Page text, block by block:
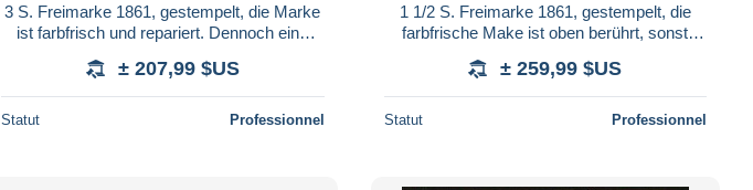
3 S. Freimarke 1861, gestempelt, die Marke
ist farbfrisch und repariert. Dennoch eine
± 207,99 $US
Statut Professionnel
1 1/2 S. Freimarke 1861, gestempelt, die
farbfrische Make ist oben berührt, sonst
± 259,99 $US
Statut Professionnel